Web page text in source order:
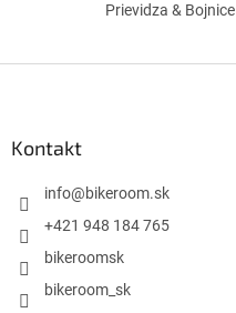
Prievidza & Bojnice
Kontakt
info@bikeroom.sk
+421 948 184 765
bikeroomsk
bikeroom_sk